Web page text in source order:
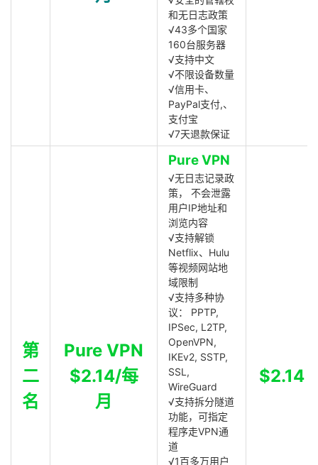
和无日志政策
√43多个国家
160台服务器
√支持中文
√不限设备数量
√信用卡、
PayPal支付,、
支付宝
√7天退款保证
第
二
名
Pure VPN
$2.14/每
月
Pure VPN
√无日志记录政
策， 不会泄露
用户IP地址和
浏览内容
√支持解锁
Netflix、Hulu
等视频网站地
域限制
√支持多种协
议： PPTP,
IPSec, L2TP,
OpenVPN,
IKEv2, SSTP,
SSL,
WireGuard
√支持拆分隧道
功能，可指定
程序走VPN通
道
√1百多万用户
$2.14